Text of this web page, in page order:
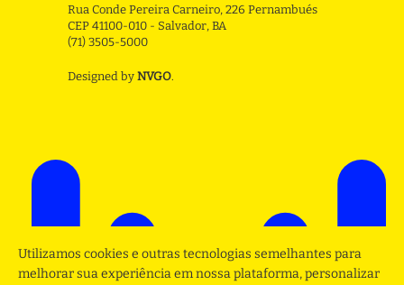
Rua Conde Pereira Carneiro, 226 Pernambués
CEP 41100-010 - Salvador, BA
(71) 3505-5000
Designed by NVGO.
Utilizamos cookies e outras tecnologias semelhantes para
melhorar sua experiência em nossa plataforma, personalizar